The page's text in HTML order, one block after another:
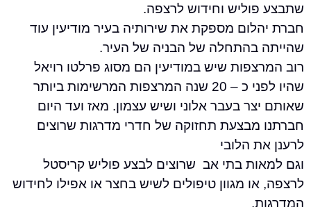
וחידוש לרצפה.
מספקת את שירותיה בעיר מודיעין עוד
בהתחלה של הבניה של העיר.
שיש במודיעין הם מסוג פרלטו רויאל
המרשימות ביותר
בעבר אלוני ושיש עצמון. מאז ועד היום
תחזוקה של חדרי מדרגות שרוצים
הלובי
בתי אב שרוצים לבצע פוליש קריסטל
מגוון טיפולים לשיש בחצר או אפילו לחידוש